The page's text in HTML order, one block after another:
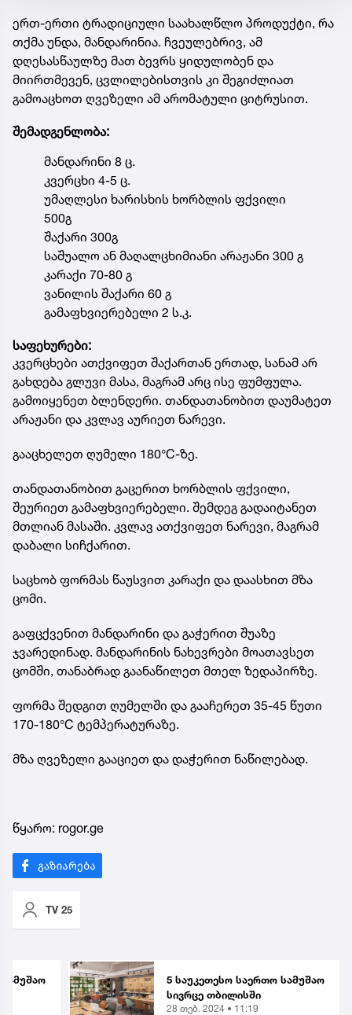
ერთ-ერთი ტრადიციული საახალწლო პროდუქტი, რა
თქმა უნდა, მანდარინია. ჩვეულებრივ, ამ
დღესასწაულზე მათ ბევრს ყიდულობენ და
მიირთმევენ, ცვლილებისთვის კი შეგიძლიათ
გამოაცხოთ ღვეზელი ამ არომატული ციტრუსით.
შემადგენლობა:
მანდარინი 8 ც.
კვერცხი 4-5 ც.
უმაღლესი ხარისხის ხორბლის ფქვილი
500გ
შაქარი 300გ
საშუალო ან მაღალცხიმიანი არაჟანი 300 გ
კარაქი 70-80 გ
ვანილის შაქარი 60 გ
გამაფხვიერებელი 2 ს.კ.
საფეხურები:
კვერცხები ათქვიფეთ შაქართან ერთად, სანამ არ
გახდება გლუვი მასა, მაგრამ არც ისე ფუმფულა.
გამოიყენეთ ბლენდერი. თანდათანობით დაუმატეთ
არაჟანი და კვლავ აურიეთ ნარევი.
გააცხელეთ ღუმელი 180°C-ზე.
თანდათანობით გაცერით ხორბლის ფქვილი,
შეურიეთ გამაფხვიერებელი. შემდეგ გადაიტანეთ
მთლიან მასაში. კვლავ ათქვიფეთ ნარევი, მაგრამ
დაბალი სიჩქარით.
საცხობ ფორმას წაუსვით კარაქი და დაასხით მზა
ცომი.
გაფცქვენით მანდარინი და გაჭერით შუაზე
ჯვარედინად. მანდარინის ნახევრები მოათავსეთ
ცომში, თანაბრად გაანაწილეთ მთელ ზედაპირზე.
ფორმა შედგით ღუმელში და გააჩერეთ 35-45 წუთი
170-180°C ტემპერატურაზე.
მზა ღვეზელი გააციეთ და დაჭერით ნაწილებად.
წყარო: rogor.ge
TV 25
5 საუკეთესო საერთო სამუშაო
სივრცე თბილისში
28 თებ. 2024 • 11:19